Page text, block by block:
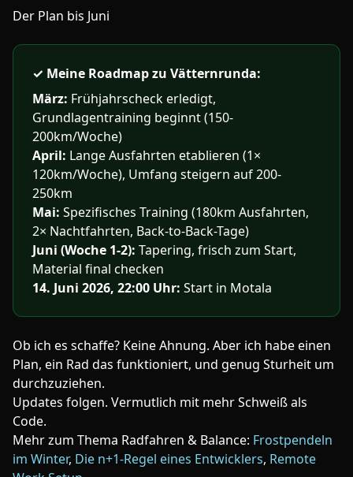
Der Plan bis Juni
✓ Meine Roadmap zu Vätternrunda:
März: Frühjahrscheck erledigt,
Grundlagentraining beginnt (150-
200km/Woche)
April: Lange Ausfahrten etablieren (1×
120km/Woche), Umfang steigern auf 200-
250km
Mai: Spezifisches Training (180km Ausfahrten,
2× Nachtfahrten, Back-to-Back-Tage)
Juni (Woche 1-2): Tapering, frisch zum Start,
Material final checken
14. Juni 2026, 22:00 Uhr: Start in Motala
Ob ich es schaffe? Keine Ahnung. Aber ich habe einen
Plan, ein Rad das funktioniert, und genug Sturheit um
durchzuziehen.
Updates folgen. Vermutlich mit mehr Schweiß als
Code.
Mehr zum Thema Radfahren & Balance: Frostpendeln
im Winter, Die n+1-Regel eines Entwicklers, Remote